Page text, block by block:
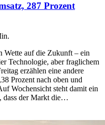
287 Prozent
Wette auf die Zukunft – ein
Technologie, aber fraglichem
erzählen eine andere
Prozent nach oben und
Wochensicht steht damit ein
dass der Markt die…